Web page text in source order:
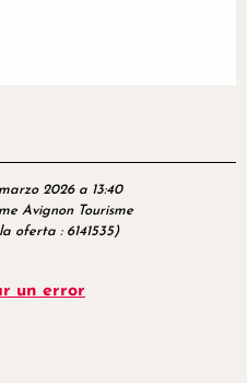
2026 a 13:40
Avignon Tourisme
oferta : 6141535)
un error